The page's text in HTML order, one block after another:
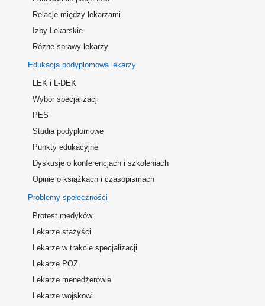
Relacje między lekarzami
Izby Lekarskie
Różne sprawy lekarzy
Edukacja podyplomowa lekarzy
LEK i L-DEK
Wybór specjalizacji
PES
Studia podyplomowe
Punkty edukacyjne
Dyskusje o konferencjach i szkoleniach
Opinie o książkach i czasopismach
Problemy społeczności
Protest medyków
Lekarze stażyści
Lekarze w trakcie specjalizacji
Lekarze POZ
Lekarze menedżerowie
Lekarze wojskowi